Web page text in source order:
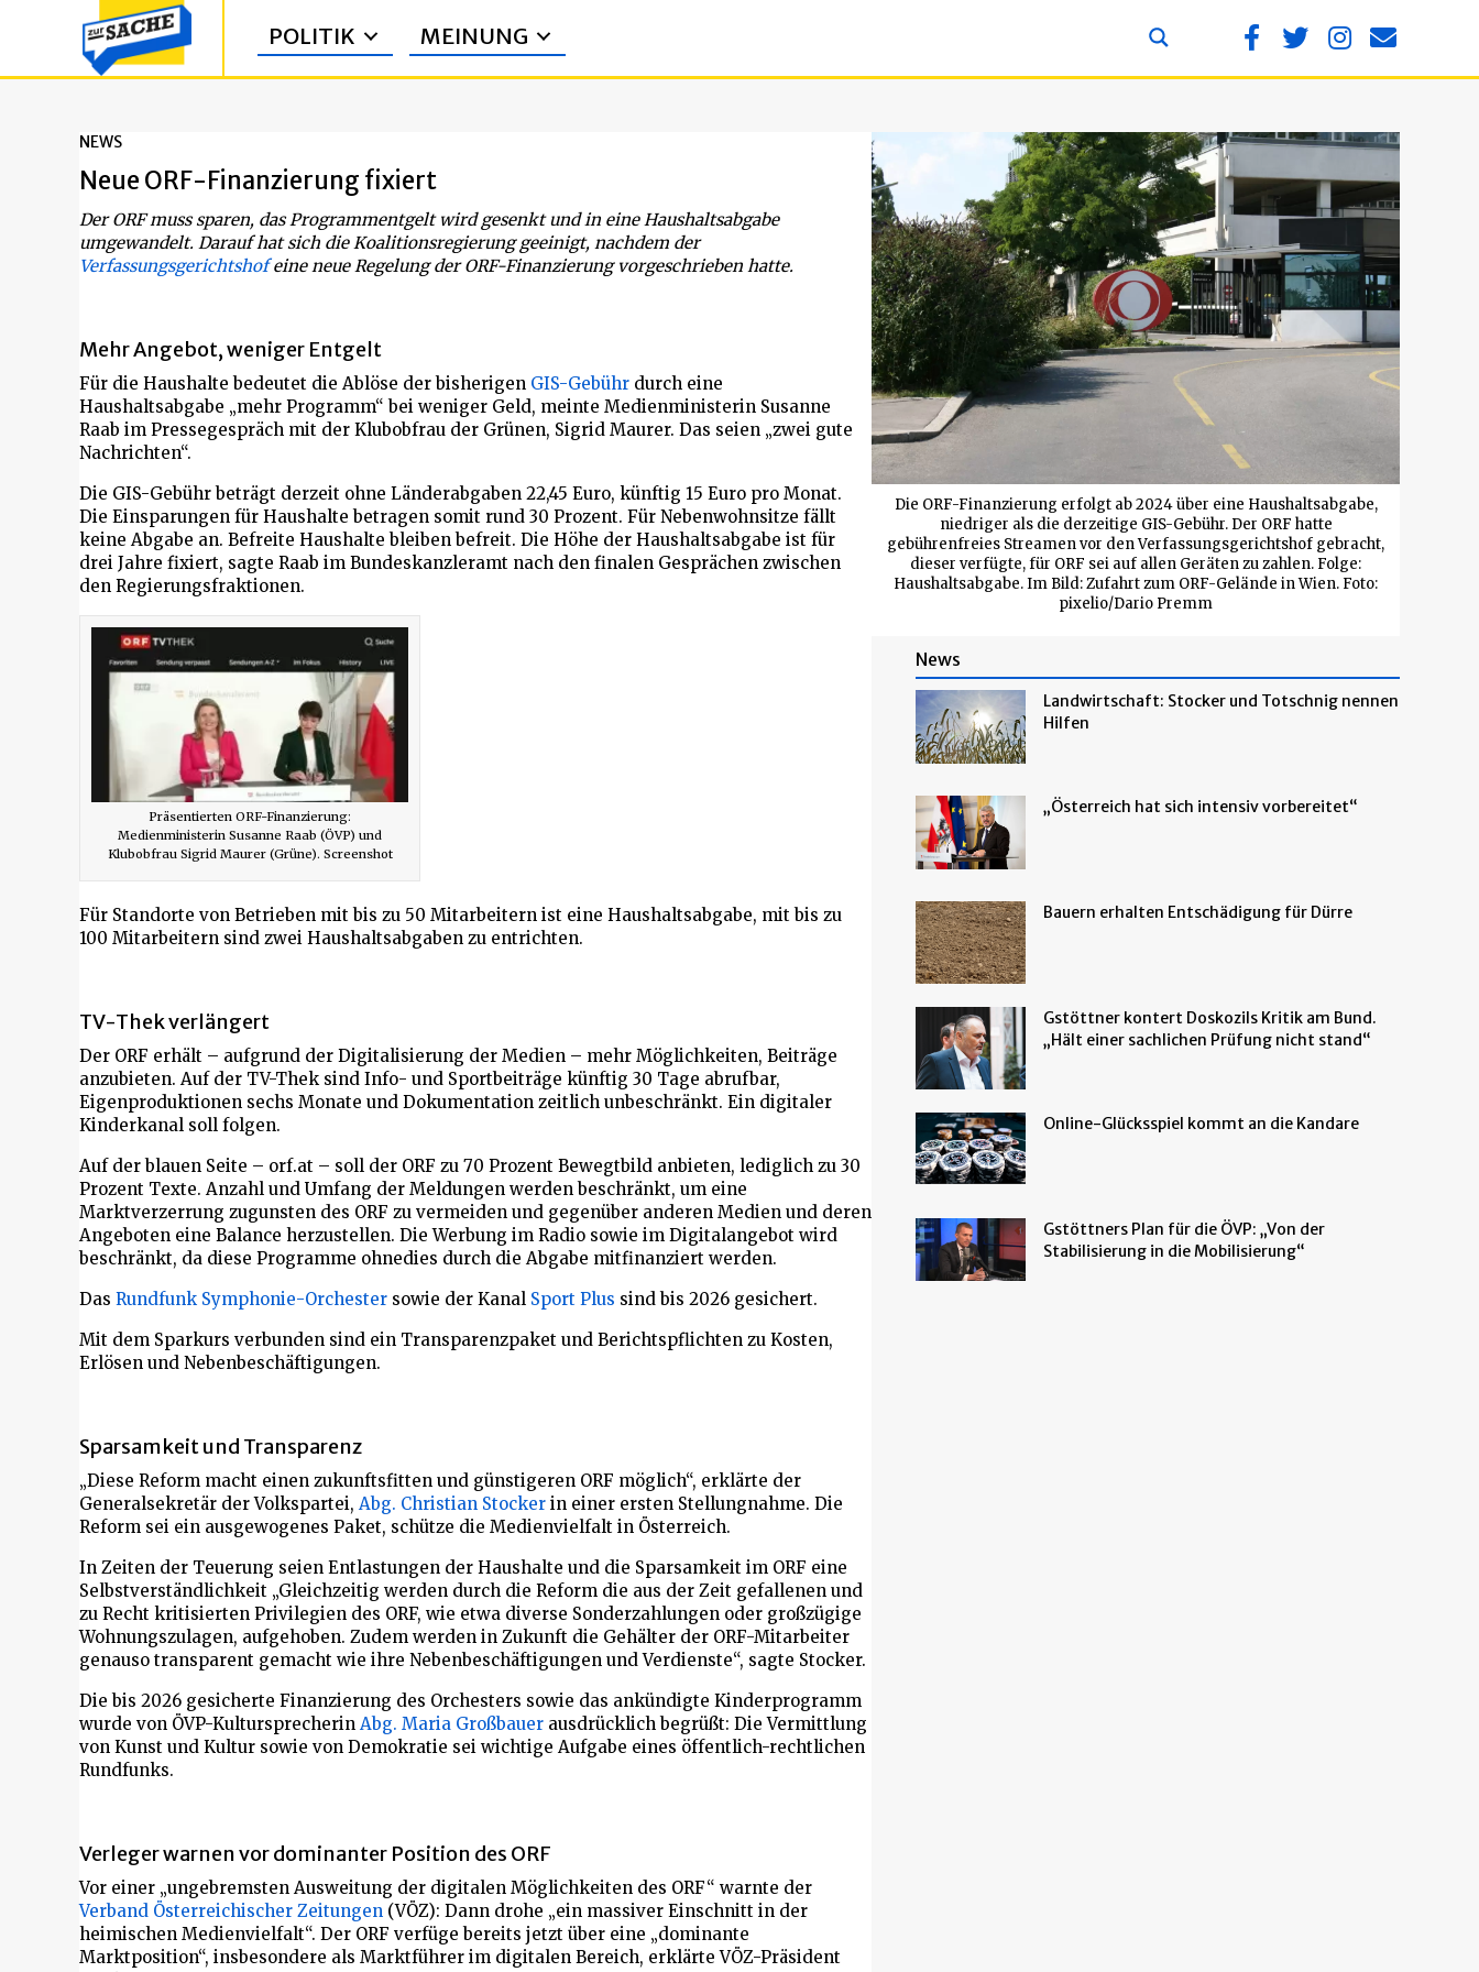
POLITIK MEINUNG
NEWS
Neue ORF-Finanzierung fixiert
Der ORF muss sparen, das Programmentgelt wird gesenkt und in eine Haushaltsabgabe
umgewandelt. Darauf hat sich die Koalitionsregierung geeinigt, nachdem der
Verfassungsgerichtshofeine neue Regelung der ORF-Finanzierung vorgeschrieben hatte.
Mehr Angebot, weniger Entgelt
Für die Haushalte bedeutet die Ablöse der bisherigen GIS-Gebühr durch eine
Haushaltsabgabe „mehr Programm“ bei weniger Geld, meinte Medienministerin Susanne
Raab im Pressegespräch mit der Klubobfrau der Grünen, Sigrid Maurer. Das seien „zwei gute
Nachrichten“.
Die GIS-Gebühr beträgt derzeit ohne Länderabgaben 22,45 Euro, künftig 15 Euro pro Monat.
Die Einsparungen für Haushalte betragen somit rund 30 Prozent. Für Nebenwohnsitze fällt
keine Abgabe an. Befreite Haushalte bleiben befreit. Die Höhe der Haushaltsabgabe ist für
drei Jahre fixiert, sagte Raab im Bundeskanzleramt nach den finalen Gesprächen zwischen
den Regierungsfraktionen.
Präsentierten ORF-Finanzierung:
Medienministerin Susanne Raab (ÖVP) und
Klubobfrau Sigrid Maurer (Grüne). Screenshot
Für Standorte von Betrieben mit bis zu 50 Mitarbeitern ist eine Haushaltsabgabe, mit bis zu
100 Mitarbeitern sind zwei Haushaltsabgaben zu entrichten.
TV-Thek verlängert
Der ORF erhält – aufgrund der Digitalisierung der Medien – mehr Möglichkeiten, Beiträge
anzubieten. Auf der TV-Thek sind Info- und Sportbeiträge künftig 30 Tage abrufbar,
Eigenproduktionen sechs Monate und Dokumentation zeitlich unbeschränkt. Ein digitaler
Kinderkanal soll folgen.
Auf der blauen Seite – orf.at – soll der ORF zu 70 Prozent Bewegtbild anbieten, lediglich zu 30
Prozent Texte. Anzahl und Umfang der Meldungen werden beschränkt, um eine
Marktverzerrung zugunsten des ORF zu vermeiden und gegenüber anderen Medien und deren
Angeboten eine Balance herzustellen. Die Werbung im Radio sowie im Digitalangebot wird
beschränkt, da diese Programme ohnedies durch die Abgabe mitfinanziert werden.
Das Rundfunk Symphonie-Orchester sowie der Kanal Sport Plus sind bis 2026 gesichert.
Mit dem Sparkurs verbunden sind ein Transparenzpaket und Berichtspflichten zu Kosten,
Erlösen und Nebenbeschäftigungen.
Sparsamkeit und Transparenz
„Diese Reform macht einen zukunftsfitten und günstigeren ORF möglich“, erklärte der
Generalsekretär der Volkspartei, Abg. Christian Stocker in einer ersten Stellungnahme. Die
Reform sei ein ausgewogenes Paket, schütze die Medienvielfalt in Österreich.
In Zeiten der Teuerung seien Entlastungen der Haushalte und die Sparsamkeit im ORF eine
Selbstverständlichkeit „Gleichzeitig werden durch die Reform die aus der Zeit gefallenen und
zu Recht kritisierten Privilegien des ORF, wie etwa diverse Sonderzahlungen oder großzügige
Wohnungszulagen, aufgehoben. Zudem werden in Zukunft die Gehälter der ORF-Mitarbeiter
genauso transparent gemacht wie ihre Nebenbeschäftigungen und Verdienste“, sagte Stocker.
Die bis 2026 gesicherte Finanzierung des Orchesters sowie das ankündigte Kinderprogramm
wurde von ÖVP-Kultursprecherin Abg. Maria Großbauer ausdrücklich begrüßt: Die Vermittlung
von Kunst und Kultur sowie von Demokratie sei wichtige Aufgabe eines öffentlich-rechtlichen
Rundfunks.
Verleger warnen vor dominanter Position des ORF
Vor einer „ungebremsten Ausweitung der digitalen Möglichkeiten des ORF“ warnte der
Verband Österreichischer Zeitungen (VÖZ): Dann drohe „ein massiver Einschnitt in der
heimischen Medienvielfalt“. Der ORF verfüge bereits jetzt über eine „dominante
Marktposition“, insbesondere als Marktführer im digitalen Bereich, erklärte VÖZ-Präsident
Die ORF-Finanzierung erfolgt ab 2024 über eine Haushaltsabgabe,
niedriger als die derzeitige GIS-Gebühr. Der ORF hatte
gebührenfreies Streamen vor den Verfassungsgerichtshof gebracht,
dieser verfügte, für ORF sei auf allen Geräten zu zahlen. Folge:
Haushaltsabgabe. Im Bild: Zufahrt zum ORF-Gelände in Wien. Foto:
pixelio/Dario Premm
News
Landwirtschaft: Stocker und Totschnig nennen
Hilfen
„Österreich hat sich intensiv vorbereitet“
Bauern erhalten Entschädigung für Dürre
Gstöttner kontert Doskozils Kritik am Bund.
„Hält einer sachlichen Prüfung nicht stand“
Online-Glücksspiel kommt an die Kandare
Gstöttners Plan für die ÖVP: „Von der
Stabilisierung in die Mobilisierung“